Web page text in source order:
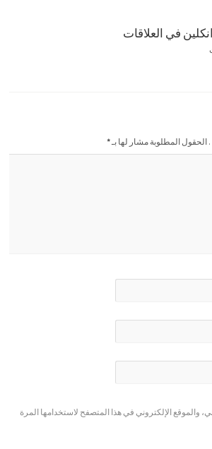
في العلاقات
. الحقول المطلوبة مشار لها بـ*
والموقع الإلكتروني في هذا المتصفح لاستخدامها المرة